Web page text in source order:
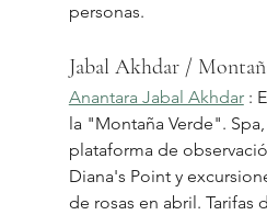
personas.
Jabal Akhdar /
Anantara Jabal Akhdar :
la "Montaña Verde".
plataforma de
Diana's Point y
de rosas en abril. Tarifas